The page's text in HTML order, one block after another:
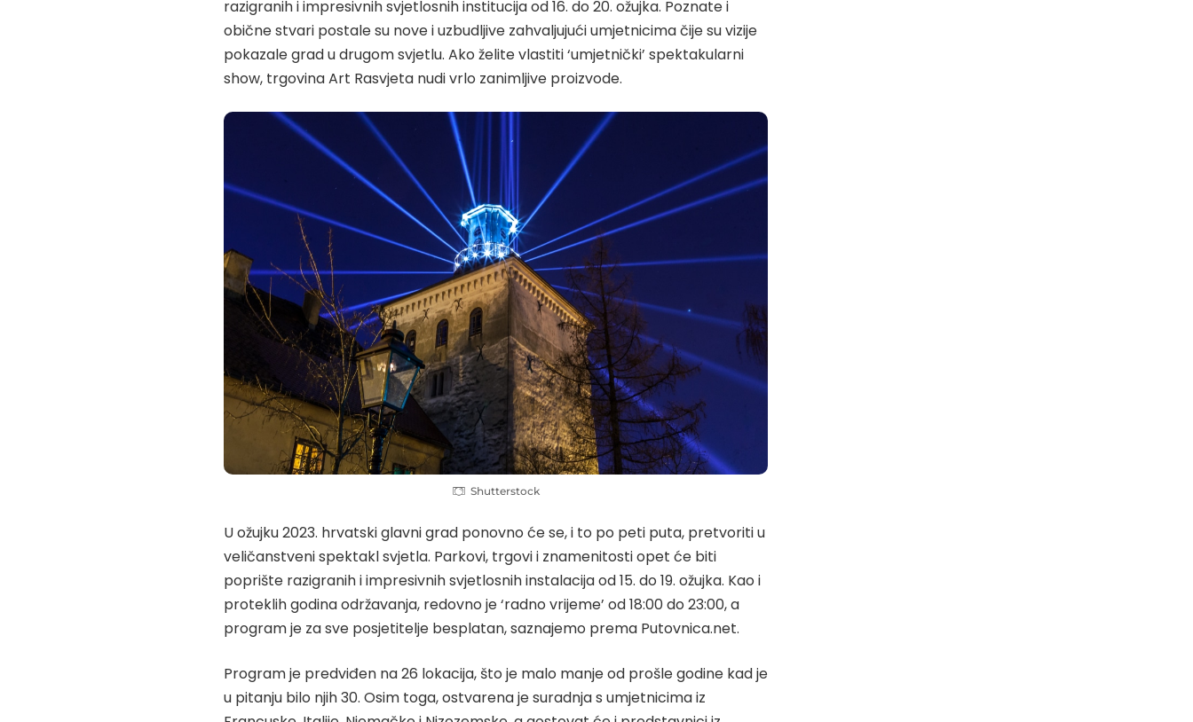
razigranih i impresivnih svjetlosnih institucija od 16. do 20. ožujka. Poznate i
obične stvari postale su nove i uzbudljive zahvaljujući umjetnicima čije su vizije
pokazale grad u drugom svjetlu. Ako želite vlastiti ‘umjetnički’ spektakularni
show, trgovinaArt Rasvjeta nudi vrlo zanimljive proizvode.
Shutterstock
U ožujku 2023. hrvatski glavni grad ponovno će se, i to po peti puta, pretvoriti u
veličanstveni spektakl svjetla. Parkovi, trgovi i znamenitosti opet će biti
poprište razigranih i impresivnih svjetlosnih instalacija od 15. do 19. ožujka. Kao i
proteklih godina održavanja, redovno je ‘radno vrijeme’ od 18:00 do 23:00, a
program je za sve posjetitelje besplatan, saznajemo prema Putovnica.net.
Program je predviđen na 26 lokacija, što je malo manje od prošle godine kad je
u pitanju bilo njih 30. Osim toga, ostvarena je suradnja s umjetnicima iz